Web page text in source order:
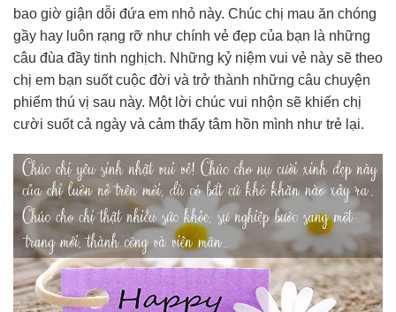
bao giờ giận dỗi đứa em nhỏ này. Chúc chị mau ăn chóng
gầy hay luôn rạng rỡ như chính vẻ đẹp của bạn là những
câu đùa đầy tinh nghịch. Những kỷ niệm vui vẻ này sẽ theo
chị em bạn suốt cuộc đời và trở thành những câu chuyện
phiếm thú vị sau này. Một lời chúc vui nhộn sẽ khiến chị
cười suốt cả ngày và cảm thấy tâm hồn mình như trẻ lại.